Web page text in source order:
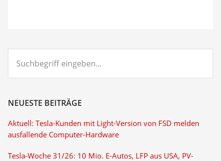
eingeben...
NEUESTE BEITRÄGE
Aktuell: Tesla-Kunden mit Light-Version von FSD melden
ausfallende Computer-Hardware
Tesla-Woche 31/26: 10 Mio. E-Autos, LFP aus USA, PV-